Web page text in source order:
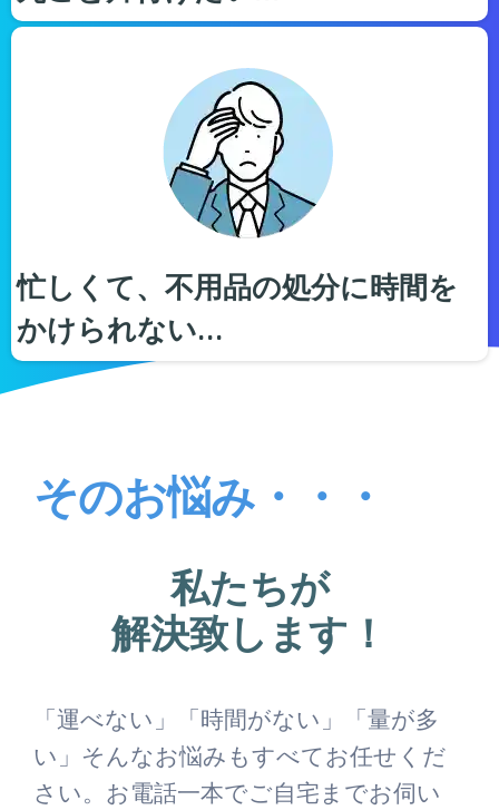
忙しくて、不用品の処分に時間を
かけられない…
そのお悩み・・・
私たちが
解決致します！
「運べない」「時間がない」「量が多
い」そんなお悩みもすべてお任せくだ
さい。お電話一本でご自宅までお伺い